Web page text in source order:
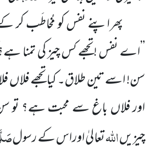
پھر اپنے نفس کو مُخاطَب کر
’’اے نفس !تجھے کس چیز کی تمنا
سن! اسے تینطلاق۔ کیا تجھے فلاں
اور فلاں باغ سے محبت ہے؟ تو
چیزیںاللہتعالیٰ اوراس کے رسول